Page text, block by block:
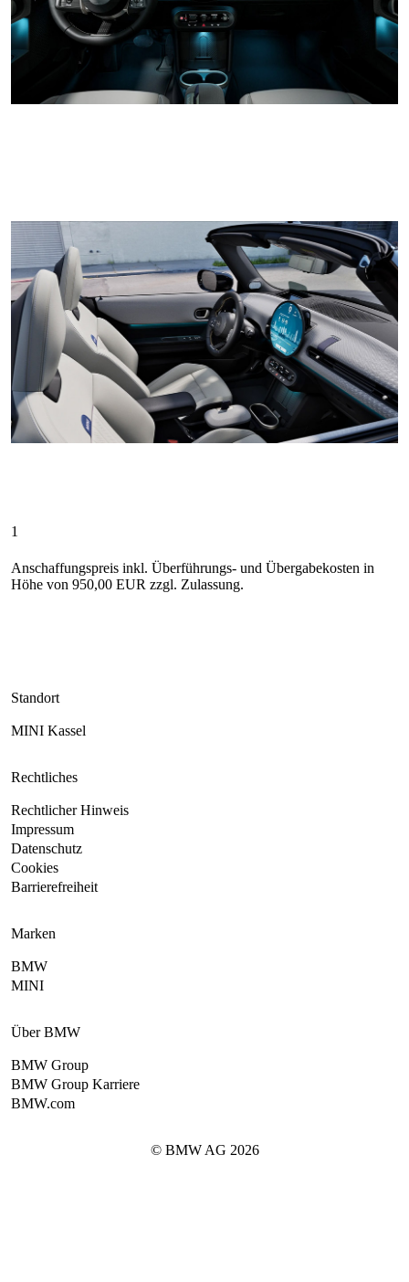
1
Anschaffungspreis inkl. Überführungs- und Übergabekosten in
Höhe von 950,00 EUR zzgl. Zulassung.